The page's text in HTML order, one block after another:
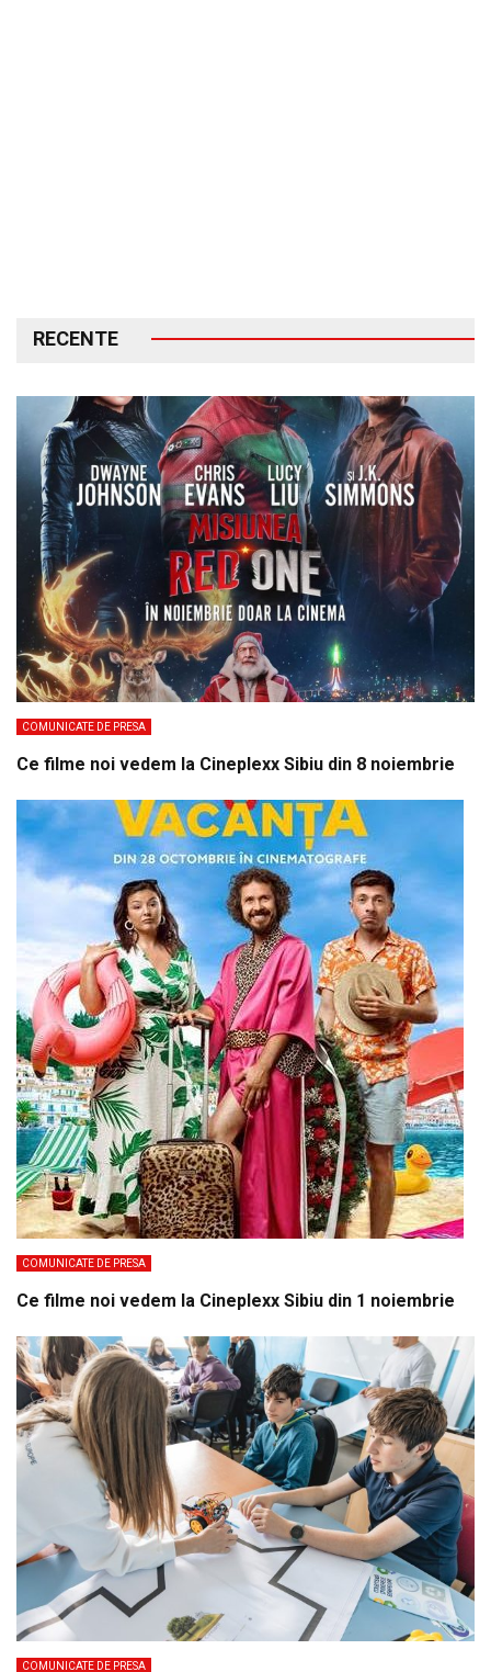
RECENTE
COMUNICATE DE PRESA
Ce filme noi vedem la Cineplexx Sibiu din 8 noiembrie
COMUNICATE DE PRESA
Ce filme noi vedem la Cineplexx Sibiu din 1 noiembrie
COMUNICATE DE PRESA